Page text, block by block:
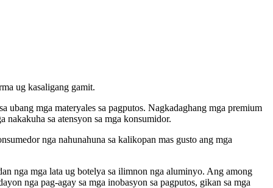
ug kasaligang gamit.
ubang mga materyales sa pagputos. Nagkadaghang mga premium
nakakuha sa atensyon sa mga konsumidor.
nga nahunahuna sa kalikopan mas gusto ang mga
nga mga lata ug botelya sa ilimnon nga aluminyo. Ang among
nga pag-agay sa mga inobasyon sa pagputos, gikan sa mga